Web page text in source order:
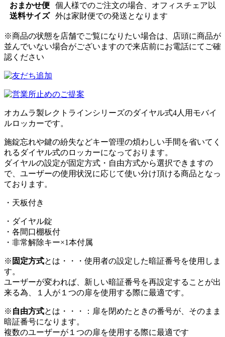
おまかせ便
送料サイズ
個人様でのご注文の場合、オフィスチェア以
外は家財便での発送となります
※商品の状態を店舗でご覧になりたい場合は、店頭に商品が
並んでいない場合がございますので来店前にお電話にてご確
認ください
オカムラ製レクトラインシリーズのダイヤル式4人用モバイ
ルロッカーです。
施錠忘れや鍵の紛失などキー管理の煩わしい手間を省いてく
れるダイヤル式のロッカーになっております。
ダイヤルの設定が固定方式・自由方式から選択できますの
で、ユーザーの使用状況に応じて使い分け頂ける商品となっ
ております。
・天板付き
・ダイヤル錠
・各間口棚板付
・非常解除キー×1本付属
※ 固定方式とは・・・使用者の設定した暗証番号を使用しま
す。
ユーザーが変われば、新しい暗証番号を再設定することが出
来る為、１人が１つの扉を使用する際に最適です。
※ 自由方式とは・・・：扉を閉めたときの番号が、そのまま
暗証番号になります。
複数のユーザーが１つの扉を使用する際に最適です